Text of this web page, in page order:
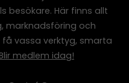
besökare. Här finns allt
marknadsföring och
vassa verktyg, smarta
Blir medlem idag!